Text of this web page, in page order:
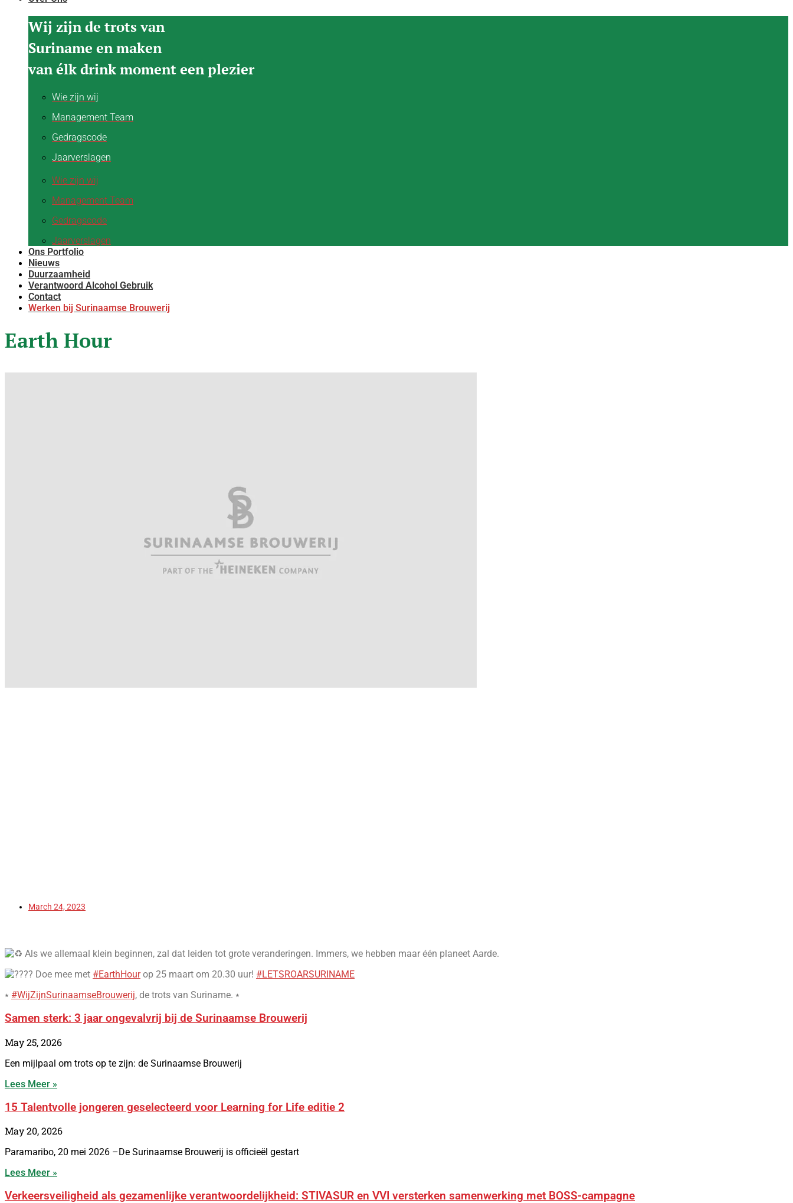
Wij zijn de trots van
Suriname en maken
van élk drink moment een plezier
Wie zijn wij
Management Team
Gedragscode
Jaarverslagen
Wie zijn wij
Management Team
Gedragscode
Jaarverslagen
Ons Portfolio
Nieuws
Duurzaamheid
Verantwoord Alcohol Gebruik
Contact
Werken bij Surinaamse Brouwerij
Earth Hour
March 24, 2023
Als we allemaal klein beginnen, zal dat leiden tot grote veranderingen. Immers, we hebben maar één planeet Aarde.
Doe mee met #EarthHourop 25 maart om 20.30 uur! #LETSROARSURINAME
⭑ #WijZijnSurinaamseBrouwerij, de trots van Suriname. ⭑
Samen sterk: 3 jaar ongevalvrij bij de Surinaamse Brouwerij
May 25, 2026
Een mijlpaal om trots op te zijn: de Surinaamse Brouwerij
Lees Meer »
15 Talentvolle jongeren geselecteerd voor Learning for Life editie 2
May 20, 2026
Paramaribo, 20 mei 2026 –De Surinaamse Brouwerij is officieël gestart
Lees Meer »
Verkeersveiligheid als gezamenlijke verantwoordelijkheid: STIVASUR en VVI versterken samenwerking met BOSS-campagne